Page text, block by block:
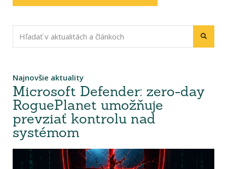
Najnovšie aktuality
Microsoft Defender: zero-day
RoguePlanet umožňuje
prevziať kontrolu nad
systémom